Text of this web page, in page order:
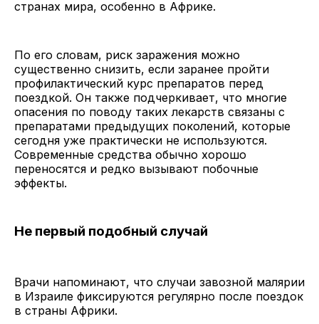
странах мира, особенно в Африке.
По его словам, риск заражения можно
существенно снизить, если заранее пройти
профилактический курс препаратов перед
поездкой. Он также подчеркивает, что многие
опасения по поводу таких лекарств связаны с
препаратами предыдущих поколений, которые
сегодня уже практически не используются.
Современные средства обычно хорошо
переносятся и редко вызывают побочные
эффекты.
Не первый подобный случай
Врачи напоминают, что случаи завозной малярии
в Израиле фиксируются регулярно после поездок
в страны Африки.